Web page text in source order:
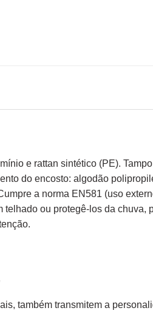
e rattan sintético (PE).
do encosto: algodão
a norma EN581 (uso
ou protegê-los da chuva,
também transmitem a